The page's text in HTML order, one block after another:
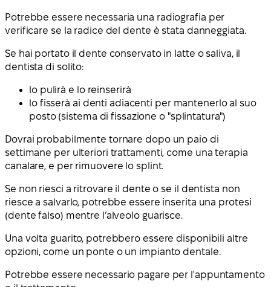
Potrebbe essere necessaria una radiografia per
verificare se la radice del dente è stata danneggiata.
Se hai portato il dente conservato in latte o saliva, il
dentista di solito:
lo pulirà e lo reinserirà
lo fisserà ai denti adiacenti per mantenerlo al suo
posto (sistema di fissazione o "splintatura")
Dovrai probabilmente tornare dopo un paio di
settimane per ulteriori trattamenti, come una terapia
canalare, e per rimuovere lo splint.
Se non riesci a ritrovare il dente o se il dentista non
riesce a salvarlo, potrebbe essere inserita una protesi
(dente falso) mentre l’alveolo guarisce.
Una volta guarito, potrebbero essere disponibili altre
opzioni, come un ponte o un impianto dentale.
Potrebbe essere necessario pagare per l'appuntamento